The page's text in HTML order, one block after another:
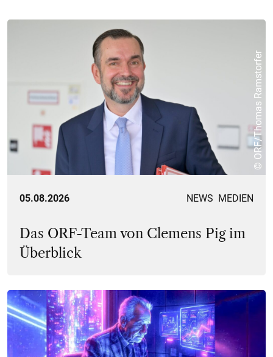
© ORF/Thomas Ramstorfer
05.08.2026 NEWS MEDIEN
Das ORF-Team von Clemens Pig im
Überblick